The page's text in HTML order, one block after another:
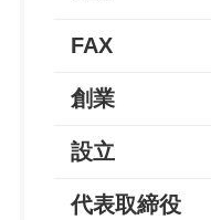
FAX
創業
設立
代表取締役